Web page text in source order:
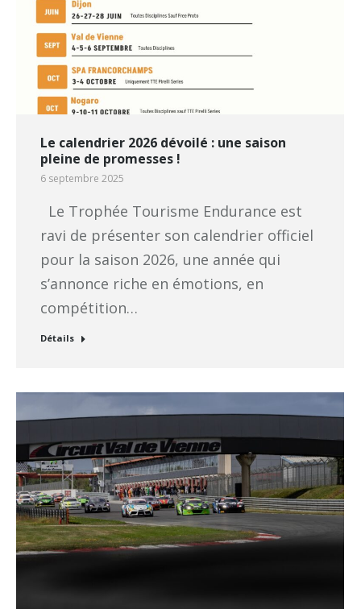
Le calendrier 2026 dévoilé : une saison
pleine de promesses !
6 septembre 2025
Le Trophée Tourisme Endurance est
ravi de présenter son calendrier officiel
pour la saison 2026, une année qui
s’annonce riche en émotions, en
compétition…
Détails